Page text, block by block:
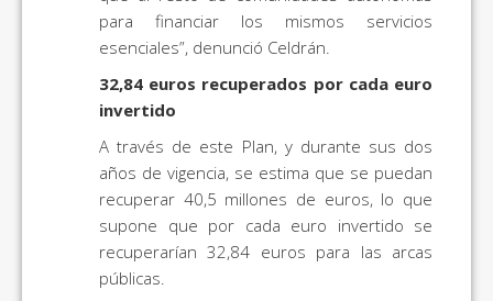
para financiar los mismos servicios
esenciales”, denunció Celdrán.
32,84 euros recuperados por cada euro
invertido
A través de este Plan, y durante sus dos
años de vigencia, se estima que se puedan
recuperar 40,5 millones de euros, lo que
supone que por cada euro invertido se
recuperarían 32,84 euros para las arcas
públicas.